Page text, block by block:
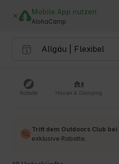
Mobile App nutzen
AlohaCamp
Rabatte Häuser & Glamping
Tritt dem Outdoors Club bei
exklusive Rabatte.